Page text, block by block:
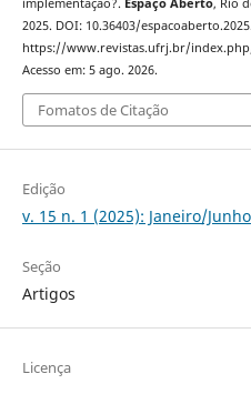
implementação?. Espaço Aberto, Rio
2025. DOI: 10.36403/
https://www.revistas.ufrj.br/
Acesso em: 5 ago. 2026.
Fomatos de Citação
Edição
v. 15 n. 1 (2025): Janeiro/Junho
Seção
Artigos
Licença